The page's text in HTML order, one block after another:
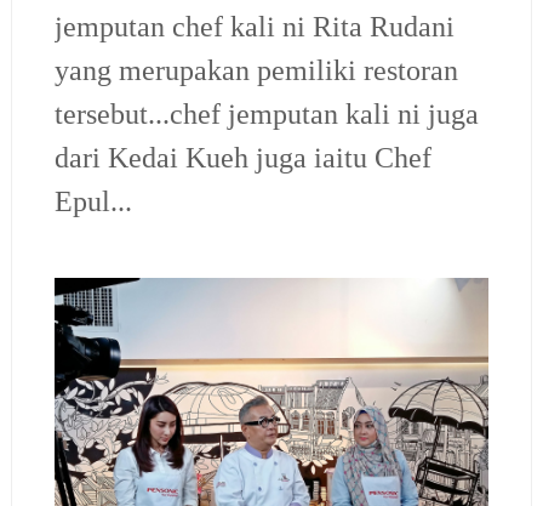
jemputan chef kali ni Rita Rudani
yang merupakan pemiliki restoran
tersebut...chef jemputan kali ni juga
dari Kedai Kueh juga iaitu Chef
Epul...